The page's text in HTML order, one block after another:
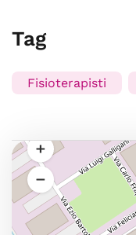
Tag
Fisioterapisti